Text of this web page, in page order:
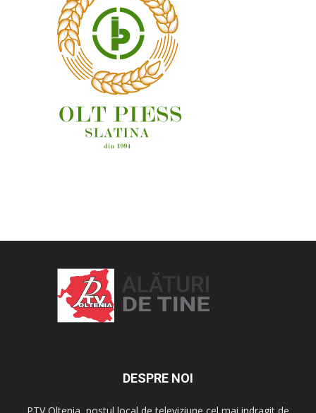
DESPRE NOI
PTV Oltenia, postul local de televiziune cel mai indragit de